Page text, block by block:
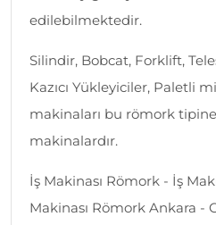
edilebilmektedir.
Silindir, Bobcat, Forklift,
Kazıcı Yükleyiciler, Paletli
makinaları bu römork
makinalardır.
İş Makinası Römork - İş
Makinası Römork Ankara -